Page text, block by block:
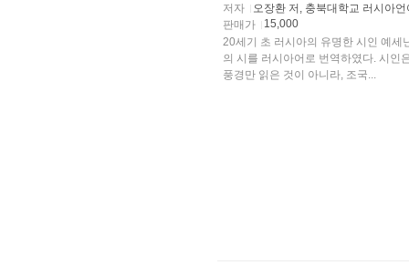
저자
오장환 저, 충북대학교 러시아
판매가
15,000
20세기 초 러시아의 유명한 시인 예세
의 시를 러시아어로 번역하였다. 시인
풍경만 읽은 것이 아니라, 조국...